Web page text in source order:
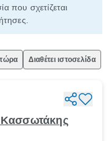
που σχετίζεται
Διαθέτει ιστοσελίδα
Κασσωτάκης